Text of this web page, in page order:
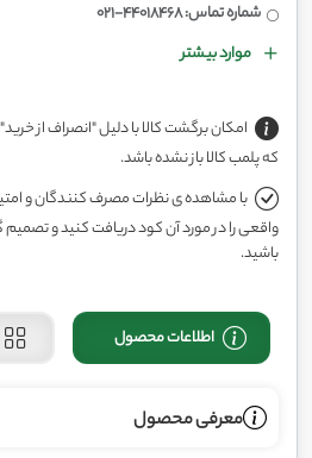
شماره تماس: 44018468-021
موارد بیشتر
امکان برگشت کالا با دلیل "انصراف از
که پلمب کالا باز نشده باشد.
با مشاهده ی نظرات مصرف کنندگان و
واقعی را در مورد آن کود دریافت کنید و
باشید.
اطلاعات محصول
معرفی محصول